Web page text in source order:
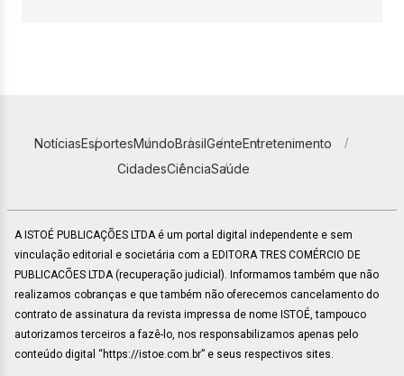
NotíciasEsportesMundoBrasilGenteEntretenimento
CidadesCiênciaSaúde
A ISTOÉ PUBLICAÇÕES LTDA é um portal digital independente e sem
vinculação editorial e societária com a EDITORA TRES COMÉRCIO DE
PUBLICACÕES LTDA (recuperação judicial). Informamos também que não
realizamos cobranças e que também não oferecemos cancelamento do
contrato de assinatura da revista impressa de nome ISTOÉ, tampouco
autorizamos terceiros a fazê-lo, nos responsabilizamos apenas pelo
conteúdo digital “https://istoe.com.br” e seus respectivos sites.